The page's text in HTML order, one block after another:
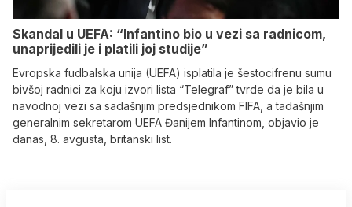
Skandal u UEFA: “Infantino bio u vezi sa radnicom,
unaprijedili je i platili joj studije”
Evropska fudbalska unija (UEFA) isplatila je šestocifrenu sumu
bivšoj radnici za koju izvori lista “Telegraf” tvrde da je bila u
navodnoj vezi sa sadašnjim predsjednikom FIFA, a tadašnjim
generalnim sekretarom UEFA Đanijem Infantinom, objavio je
danas, 8. avgusta, britanski list.